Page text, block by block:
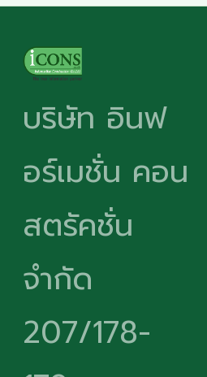
บริษัท อินฟ
อร์เมชั่น คอน
สตรัคชั่น
จำกัด
207/178-